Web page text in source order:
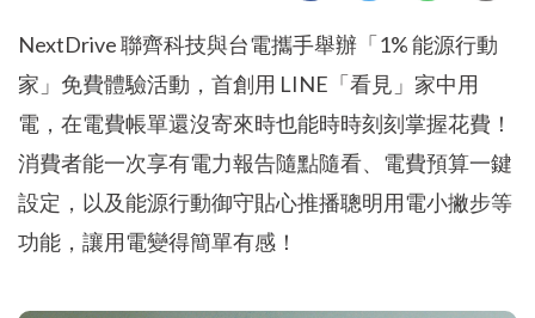
NextDrive 聯齊科技與台電攜手舉辦「1% 能源行動
家」免費體驗活動，首創用 LINE「看見」家中用
電，在電費帳單還沒寄來時也能時時刻刻掌握花費！
消費者能一次享有電力報告隨點隨看、電費預算一鍵
設定，以及能源行動御守貼心推播聰明用電小撇步等
功能，讓用電變得簡單有感！